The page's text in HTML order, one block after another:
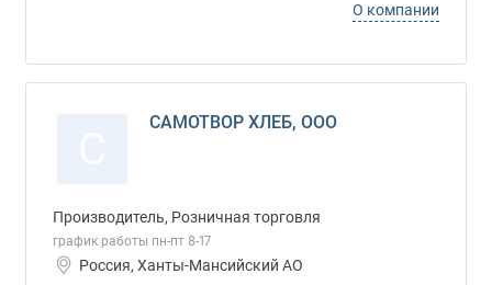
О компании
САМОТВОР ХЛЕБ, ООО
Производитель, Розничная торговля
график работы пн-пт 8-17
Россия, Ханты-Мансийский АО